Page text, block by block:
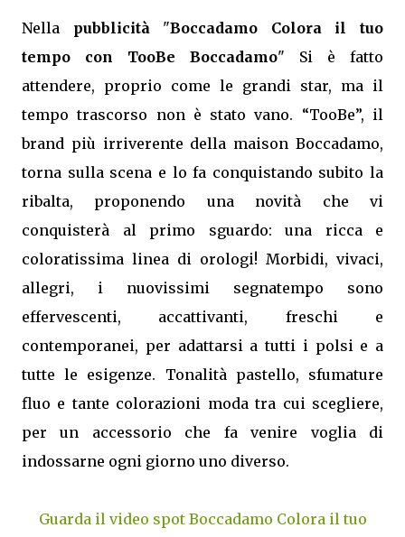
Nella pubblicità "Boccadamo Colora il tuo
tempo con TooBe Boccadamo" Si è fatto
attendere, proprio come le grandi star, ma il
tempo trascorso non è stato vano. “TooBe”, il
brand più irriverente della maison Boccadamo,
torna sulla scena e lo fa conquistando subito la
ribalta, proponendo una novità che vi
conquisterà al primo sguardo: una ricca e
coloratissima linea di orologi! Morbidi, vivaci,
allegri, i nuovissimi segnatempo sono
effervescenti, accattivanti, freschi e
contemporanei, per adattarsi a tutti i polsi e a
tutte le esigenze. Tonalità pastello, sfumature
fluo e tante colorazioni moda tra cui scegliere,
per un accessorio che fa venire voglia di
indossarne ogni giorno uno diverso.
Guarda il video spot Boccadamo Colora il tuo